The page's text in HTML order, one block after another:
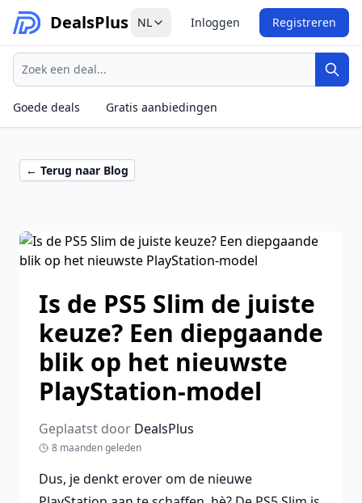
DealsPlus NL Inloggen Registreren
Zoeken
Goede deals
Gratis aanbiedingen
← Terug naar Blog
Is de PS5 Slim de juiste
keuze? Een diepgaande
blik op het nieuwste
PlayStation-model
Geplaatst door DealsPlus
8 maanden geleden
Dus, je denkt erover om de nieuwe